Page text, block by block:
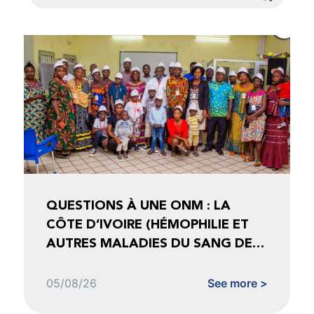
QUESTIONS À UNE ONM : LA
CÔTE D’IVOIRE (HÉMOPHILIE ET
AUTRES MALADIES DU SANG DE
05/08/26 See more >